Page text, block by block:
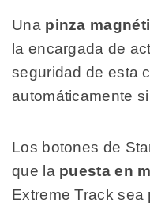
Una pinza
la encargada de
seguridad de esta
automáticamente
Los botones de
que la puesta en
Extreme Track sea